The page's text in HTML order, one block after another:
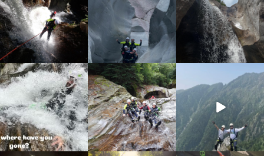
16 0 38 0 20 1
discover_purelements
Lug 31
13 0
discover_purelements
Lug 22
22 0
discover_purelements
Giu 10
19